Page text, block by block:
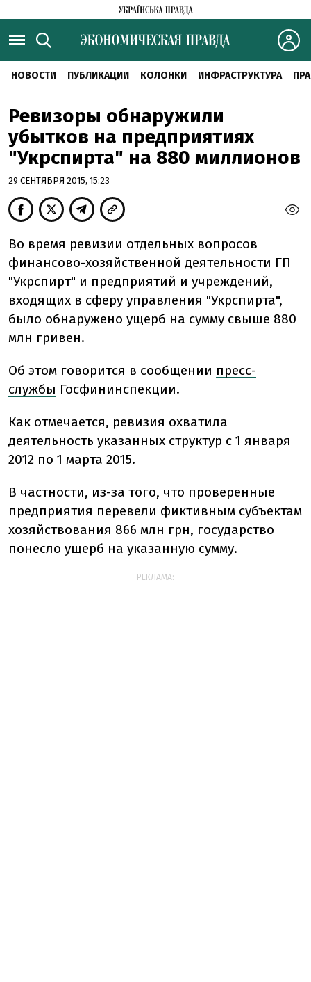
НОВОСТИ ПУБЛИКАЦИИ КОЛОНКИ ИНФРАСТРУКТУРА
Ревизоры обнаружили
убытков на предприятиях
"Укрспирта" на 880 миллионов
29 СЕНТЯБРЯ 2015, 15:23
Во время ревизии отдельных вопросов
финансово-хозяйственной деятельности ГП
"Укрспирт" и предприятий и учреждений,
входящих в сферу управления "Укрспирта",
было обнаружено ущерб на сумму свыше 880
млн гривен.
Об этом говорится в сообщении пресс-
службы Госфининспекции.
Как отмечается, ревизия охватила
деятельность указанных структур с 1 января
2012 по 1 марта 2015.
В частности, из-за того, что проверенные
предприятия перевели фиктивным субъектам
хозяйствования 866 млн грн, государство
понесло ущерб на указанную сумму.
РЕКЛАМА: